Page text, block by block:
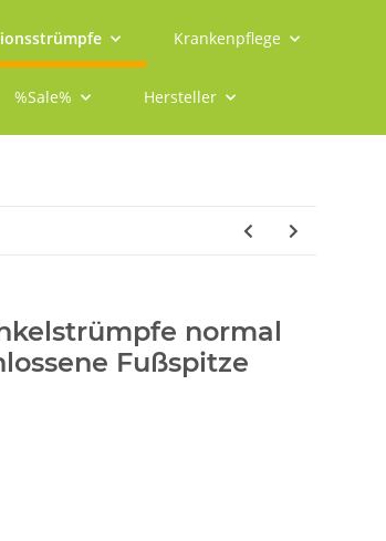
Krankenpflege
%Sale% Hersteller
normal
Fußspitze